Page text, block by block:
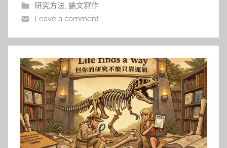
研究方法, 論文寫作
Leave a comment